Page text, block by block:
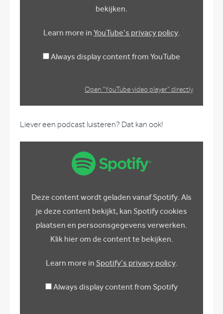
bekijken.
Learn more in YouTube’s privacy policy.
Always display content from YouTube
Open “YouTube video player” directly
Liever een podcast luisteren? Dat kan ook!
Deze content wordt geladen vanaf Spotify. Als
je deze content bekijkt, kan Spotify cookies
plaatsen en persoonsgegevens verwerken.
Klik hier om de content te bekijken.
Learn more in Spotify’s privacy policy.
Always display content from Spotify